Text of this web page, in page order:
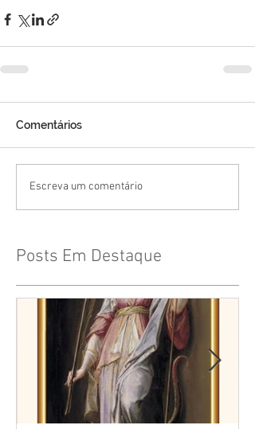
Comentários
Escreva um comentário
Posts Em Destaque